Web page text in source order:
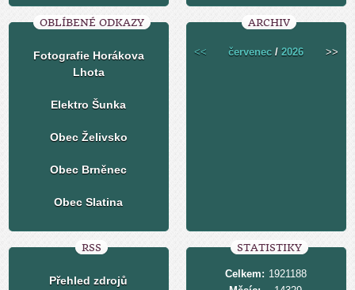
OBLÍBENÉ ODKAZY
Fotografie Horákova
Lhota
Elektro Šunka
Obec Želivsko
Obec Brněnec
Obec Slatina
ARCHIV
<< červenec /2026 >>
RSS
Přehled zdrojů
STATISTIKY
Celkem: 1921188